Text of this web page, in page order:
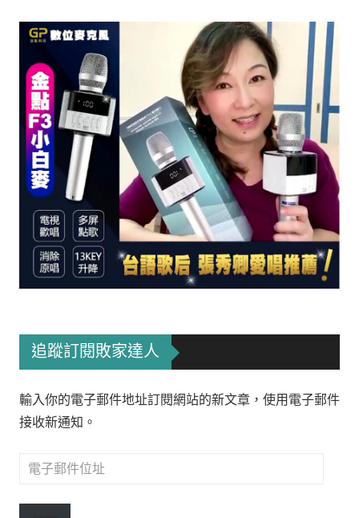
追蹤訂閱敗家達人
輸入你的電子郵件地址訂閱網站的新文章，使用電子郵件
接收新通知。
電
郵